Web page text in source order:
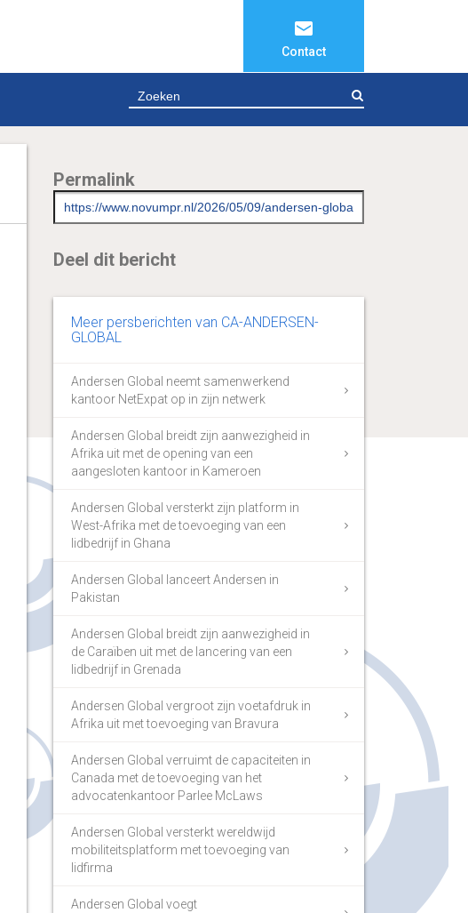
Contact
Permalink
Deel dit bericht
Meer persberichten van CA-ANDERSEN-
GLOBAL
Andersen Global neemt samenwerkend
kantoor NetExpat op in zijn netwerk
Andersen Global breidt zijn aanwezigheid in
Afrika uit met de opening van een
aangesloten kantoor in Kameroen
Andersen Global versterkt zijn platform in
West-Afrika met de toevoeging van een
lidbedrijf in Ghana
Andersen Global lanceert Andersen in
Pakistan
Andersen Global breidt zijn aanwezigheid in
de Caraïben uit met de lancering van een
lidbedrijf in Grenada
Andersen Global vergroot zijn voetafdruk in
Afrika uit met toevoeging van Bravura
Andersen Global verruimt de capaciteiten in
Canada met de toevoeging van het
advocatenkantoor Parlee McLaws
Andersen Global versterkt wereldwijd
mobiliteitsplatform met toevoeging van
lidfirma
Andersen Global voegt